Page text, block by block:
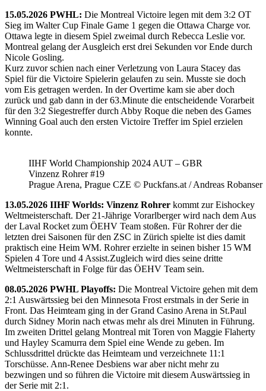
15.05.2026 PWHL: Die Montreal Victoire legen mit dem 3:2 OT
Sieg im Walter Cup Finale Game 1 gegen die Ottawa Charge vor.
Ottawa legte in diesem Spiel zweimal durch Rebecca Leslie vor.
Montreal gelang der Ausgleich erst drei Sekunden vor Ende durch
Nicole Gosling.
Kurz zuvor schien nach einer Verletzung von Laura Stacey das
Spiel für die Victoire Spielerin gelaufen zu sein. Musste sie doch
vom Eis getragen werden. In der Overtime kam sie aber doch
zurück und gab dann in der 63.Minute die entscheidende Vorarbeit
für den 3:2 Siegestreffer durch Abby Roque die neben des Games
Winning Goal auch den ersten Victoire Treffer im Spiel erzielen
konnte.
IIHF World Championship 2024 AUT – GBR
Vinzenz Rohrer #19
Prague Arena, Prague CZE © Puckfans.at / Andreas Robanser
13.05.2026 IIHF Worlds: Vinzenz Rohrer kommt zur Eishockey
Weltmeisterschaft. Der 21-Jährige Vorarlberger wird nach dem Aus
der Laval Rocket zum ÖEHV Team stoßen. Für Rohrer der die
letzten drei Saisonen für den ZSC in Zürich spielte ist dies damit
praktisch eine Heim WM. Rohrer erzielte in seinen bisher 15 WM
Spielen 4 Tore und 4 Assist.Zugleich wird dies seine dritte
Weltmeisterschaft in Folge für das ÖEHV Team sein.
08.05.2026 PWHL Playoffs: Die Montreal Victoire gehen mit dem
2:1 Auswärtssieg bei den Minnesota Frost erstmals in der Serie in
Front. Das Heimteam ging in der Grand Casino Arena in St.Paul
durch Sidney Morin nach etwas mehr als drei Minuten in Führung.
Im zweiten Drittel gelang Montreal mit Toren von Maggie Flaherty
und Hayley Scamurra dem Spiel eine Wende zu geben. Im
Schlussdrittel drückte das Heimteam und verzeichnete 11:1
Torschüsse. Ann-Renee Desbiens war aber nicht mehr zu
bezwingen und so führen die Victoire mit diesem Auswärtssieg in
der Serie mit 2:1.